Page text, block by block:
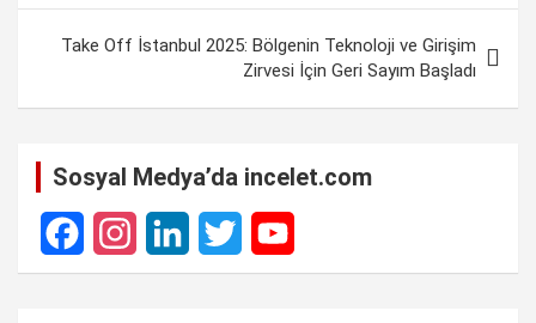
k
p
n
m k
Take Off İstanbul 2025: Bölgenin Teknoloji ve Girişim
Zirvesi İçin Geri Sayım Başladı
Sosyal Medya’da incelet.com
F
I
L
T
Y